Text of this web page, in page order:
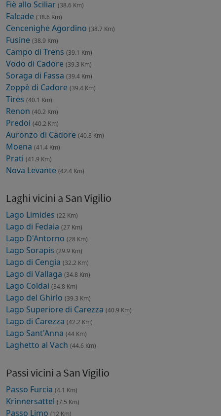
Fiè allo Sciliar (38.6 Km)
Falcade (38.6 Km)
Cencenighe Agordino (38.7 Km)
Fusine (38.9 Km)
Campo di Trens (39.1 Km)
Vodo di Cadore (39.3 Km)
Soraga di Fassa (39.4 Km)
Zoppè di Cadore (39.4 Km)
Tires (40.1 Km)
Renon (40.2 Km)
Predoi (40.2 Km)
Auronzo di Cadore (40.8 Km)
Moena (41.4 Km)
Prati (41.9 Km)
Nova Levante (42.4 Km)
Laghi vicini a San Vigilio
Lago Limides (22 Km)
Lago di Fedaia (27 Km)
Lago D'Antorno (28 Km)
Lago Sorapis (29.9 Km)
Lago di Cengia (32.2 Km)
Lago di Vallaga (34.8 Km)
Lago Coldai (34.8 Km)
Lago del Ghirlo (39.3 Km)
Lago Superiore di Carezza (40.9 Km)
Lago di Carezza (42.2 Km)
Lago Sant'Anna (44 Km)
Laghetto al Vach (44.6 Km)
Passi vicini a San Vigilio
Passo Furcia (4.1 Km)
Krinnersattel (7.5 Km)
Passo Limo (12 Km)